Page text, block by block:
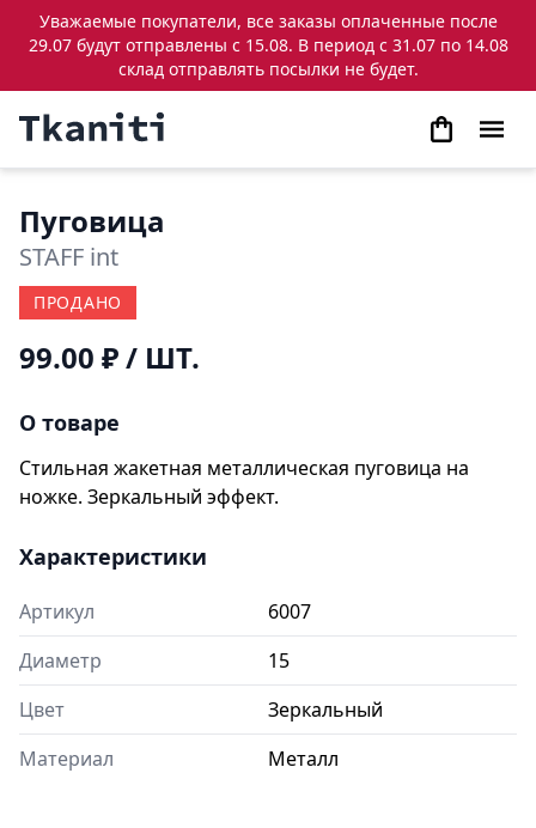
Уважаемые покупатели, все заказы оплаченные после
29.07 будут отправлены с 15.08. В период с 31.07 по 14.08
склад отправлять посылки не будет.
Пуговица
STAFF int
ПРОДАНО
99.00 ₽/ ШТ.
О товаре
Стильная жакетная металлическая пуговица на
ножке. Зеркальный эффект.
Характеристики
Артикул
6007
Диаметр
15
Цвет
Зеркальный
Материал
Металл